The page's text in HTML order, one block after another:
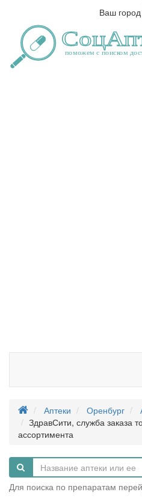
Ваш город
Аптеки Оренбург
ЗдравСити, служба заказа
ассортимента
Для поиска по препаратам